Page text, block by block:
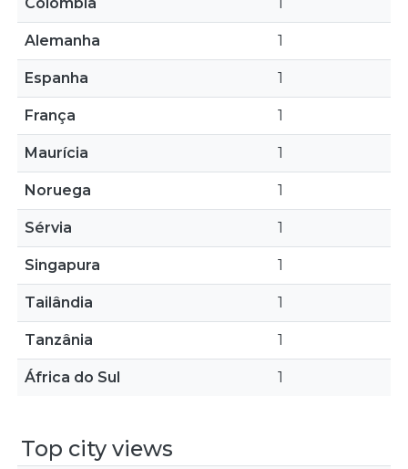
Alemanha 1
Espanha 1
França 1
Maurícia 1
Noruega 1
Sérvia 1
Singapura 1
Tailândia 1
Tanzânia 1
África do Sul 1
Top city views